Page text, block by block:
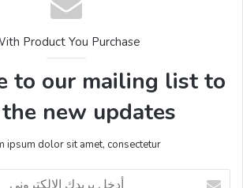
Product You Purchase
to our mailing list to
new updates!
ipsum dolor sit amet, consectetur.